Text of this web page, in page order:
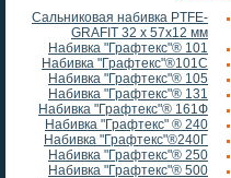
Сальниковая набивка PTFE-
GRAFIT 32 х 57х12 мм
Набивка "Графтекс"® 101
Набивка "Графтекс"®101С
Набивка "Графтекс"® 105
Набивка "Графтекс"® 131
Набивка "Графтекс"® 161Ф
Набивка "Графтекс" ® 240
Набивка "Графтекс"®240Г
Набивка "Графтекс"® 250
Набивка "Графтекс"® 500